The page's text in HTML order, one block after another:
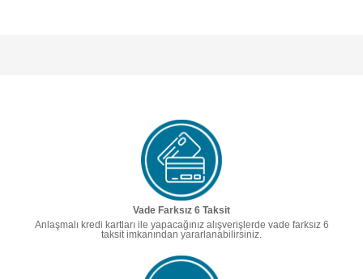
Vade Farksız 6 Taksit
Anlaşmalı kredi kartları ile yapacağınız alışverişlerde vade farksız 6
taksit imkanından yararlanabilirsiniz.